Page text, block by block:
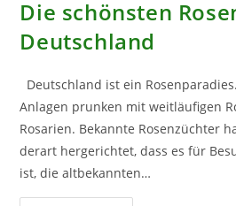
Die schönsten
Deutschland
Deutschland ist ein
Anlagen prunken mit weitläufigen
Rosarien. Bekannte Rosenzüchter
derart hergerichtet, dass es für
ist, die altbekannten…